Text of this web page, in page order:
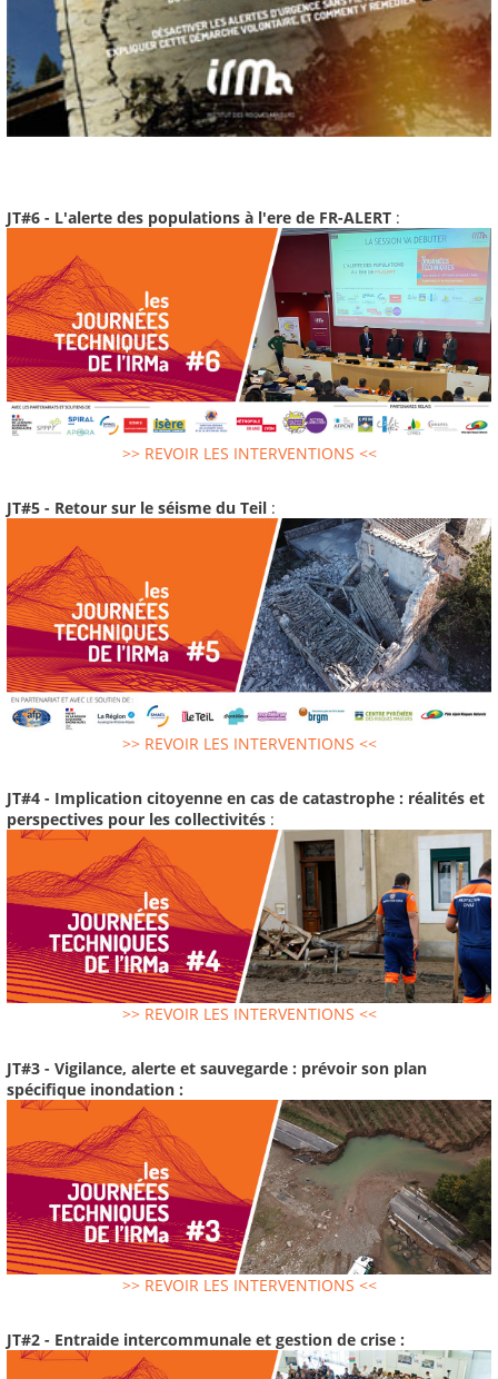
JT#6 - L'alerte des populations à l'ere de FR-ALERT :
>> REVOIR LES INTERVENTIONS <<
JT#5 - Retour sur le séisme du Teil :
>> REVOIR LES INTERVENTIONS <<
JT#4 - Implication citoyenne en cas de catastrophe : réalités et
perspectives pour les collectivités :
>> REVOIR LES INTERVENTIONS <<
JT#3 - Vigilance, alerte et sauvegarde : prévoir son plan
spécifique inondation :
>> REVOIR LES INTERVENTIONS <<
JT#2 - Entraide intercommunale et gestion de crise :